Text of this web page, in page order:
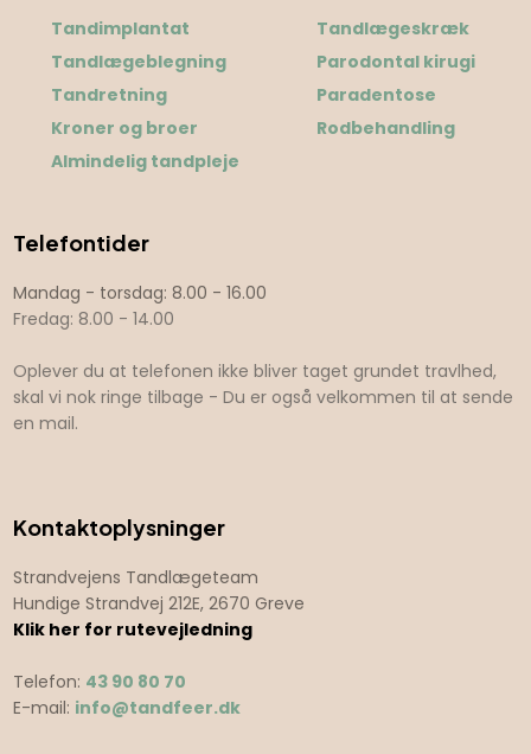
Tandimplantat
Tandlægeblegning
Tandretning
Kroner og broer
Almindelig tandpleje
Tandlægeskræk
Parodontal kirugi
Paradentose
Rodbehandling
Telefontider
​​Mandag - torsdag: 8.00 - 16.00
Fredag: 8.00 - 14.00
Oplever du at telefonen ikke bliver taget grundet travlhed,
skal vi nok ringe tilbage - Du er også velkommen til at sende
en mail.
Kontaktoplysninger
Strandvejens Tandlægeteam
Hundige Strandvej 212E, 2670 Greve
Klik her for rutevejledning
Telefon: 43 90 80 70
E-mail: info@tandfeer.dk